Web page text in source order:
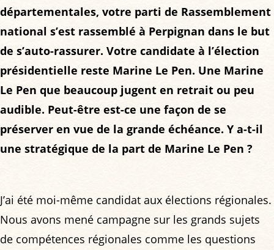
départementales, votre parti de Rassemblement
national s’est rassemblé à Perpignan dans le but
de s’auto-rassurer. Votre candidate à l’élection
présidentielle reste Marine Le Pen. Une Marine
Le Pen que beaucoup jugent en retrait ou peu
audible. Peut-être est-ce une façon de se
préserver en vue de la grande échéance. Y a-t-il
une stratégique de la part de Marine Le Pen ?
J’ai été moi-même candidat aux élections régionales.
Nous avons mené campagne sur les grands sujets
de compétences régionales comme les questions